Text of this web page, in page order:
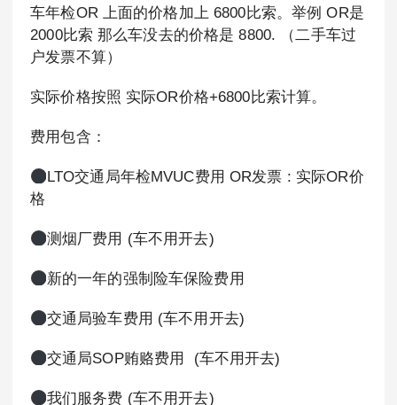
车年检OR 上面的价格加上 6800比索。举例 OR是
2000比索 那么车没去的价格是 8800. （二手车过
户发票不算）
实际价格按照 实际OR价格+6800比索计算。
费用包含：
LTO交通局年检MVUC费用 OR发票 : 实际OR价
格
测烟厂费用 (车不用开去)
新的一年的强制险车保险费用
交通局验车费用 (车不用开去)
交通局SOP贿赂费用 (车不用开去)
我们服务费 (车不用开去)